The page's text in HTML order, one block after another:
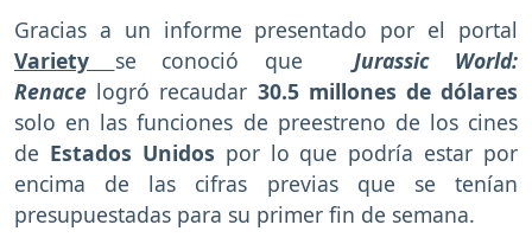
Gracias a un informe presentado por el portal
Variety se conoció que Jurassic World:
Renace logró recaudar 30.5 millones de dólares
solo en las funciones de preestreno de los cines
de Estados Unidos por lo que podría estar por
encima de las cifras previas que se tenían
presupuestadas para su primer fin de semana.